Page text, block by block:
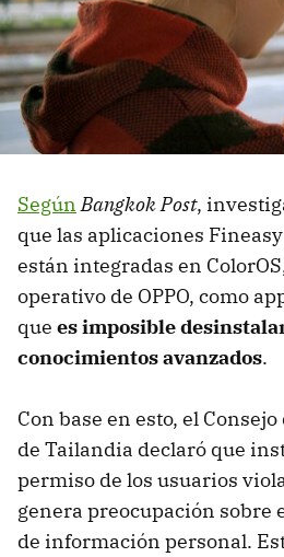
Según Bangkok Post,
que las aplicaciones
están integradas en
operativo de OPPO, como
que es imposible
conocimientos avanzados.
Con base en esto, el
de Tailandia declaró que
permiso de los usuarios
genera preocupación sobre
de información personal.